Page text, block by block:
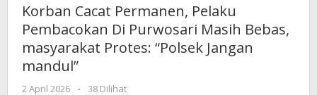
Pelaku
Pembacokan
Di
Korban Cacat Permanen, Pelaku
Pembacokan Di Purwosari Masih Bebas,
masyarakat Protes: “Polsek Jangan
mandul”
2 April 2026
oleh
-
38 Dilihat